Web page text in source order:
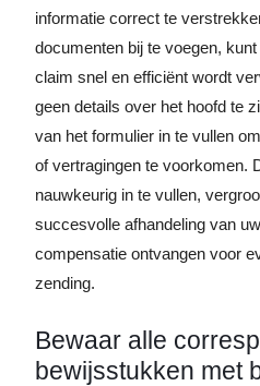
informatie correct te
documenten bij te voegen,
claim snel en efficiënt wordt
geen details over het hoofd te
van het formulier in te vullen
of vertragingen te voorkomen.
nauwkeurig in te vullen,
succesvolle afhandeling van
compensatie ontvangen voor
zending.
Bewaar alle
bewijsstukken met